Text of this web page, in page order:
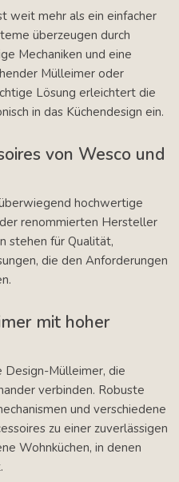
weit mehr als ein einfacher
überzeugen durch
Mechaniken und eine
Mülleimer oder
Lösung erleichtert die
in das Küchendesign ein.
von Wesco und
hochwertige
der renommierten Hersteller
stehen für Qualität,
die den Anforderungen
mit hoher
Mülleimer, die
verbinden. Robuste
und verschiedene
zu einer zuverlässigen
Wohnküchen, in denen